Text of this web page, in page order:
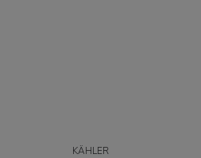
KÄHLER